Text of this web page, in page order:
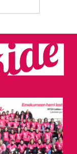
Gehiago